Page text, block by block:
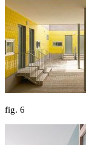
fig. 6